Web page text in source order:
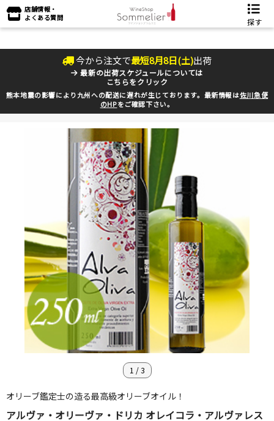
店舗情報・
よくある質問
探す
今から注文で最短8月8日(土)出荷
最新の出荷スケジュールについては
こちらをクリック
熊本地震の影響により九州への配送に遅れが生じております。最新情報は佐川急便
のHPをご確認下さい。
1 /3
オリーブ鑑定士の造る最高級オリーブオイル！
アルヴァ・オリーヴァ・ドリカ オレイコラ・アルヴァレス